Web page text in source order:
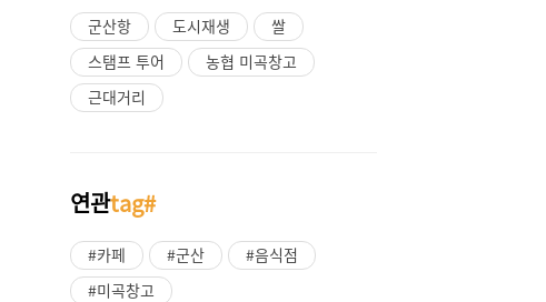
군산항 도시재생
쌀
스탬프 투어
농협 미곡창고
근대거리
연관tag#
#카페 #군산
#음식점
#미곡창고